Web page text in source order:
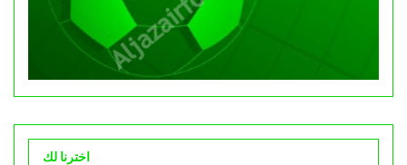
اخترنا لك